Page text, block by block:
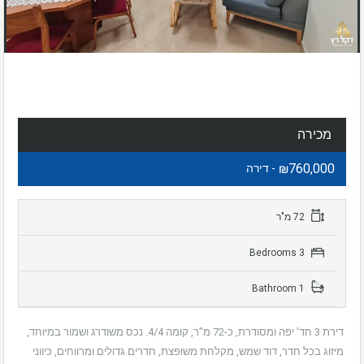
מכירה
₪760,000 - דירה
דירת 3 חד’ יפה ומסודרת, כ-72 מ”ר, קומה 4/4. נכס משודרג ושמור במיוחד,
מיזוג בכל חדר, דוד שמש, מקלחת משופצת, חדרים גדולים ומרווחים, כיווני